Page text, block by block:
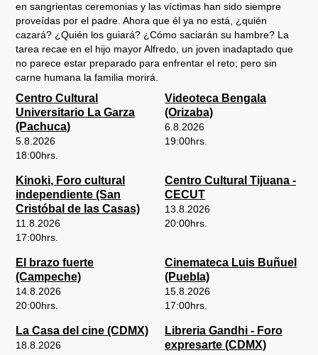
en sangrientas ceremonias y las víctimas han sido siempre
proveídas por el padre. Ahora que él ya no está, ¿quién
cazará? ¿Quién los guiará? ¿Cómo saciarán su hambre? La
tarea recae en el hijo mayor Alfredo, un joven inadaptado que
no parece estar preparado para enfrentar el reto; pero sin
carne humana la familia morirá.
Centro Cultural
Universitario La Garza
(Pachuca)
5.8.2026
18:00hrs.
Videoteca Bengala
(Orizaba)
6.8.2026
19:00hrs.
Kinoki, Foro cultural
independiente (San
Cristóbal de las Casas)
11.8.2026
17:00hrs.
Centro Cultural Tijuana -
CECUT
13.8.2026
20:00hrs.
El brazo fuerte
(Campeche)
14.8.2026
20:00hrs.
Cinemateca Luis Buñuel
(Puebla)
15.8.2026
17:00hrs.
La Casa del cine (CDMX)
18.8.2026
Libreria Gandhi - Foro
expresarte (CDMX)